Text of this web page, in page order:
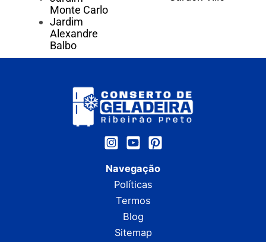
Monte Carlo
Jardim
Alexandre
Balbo
Navegação
Políticas
Termos
Blog
Sitemap